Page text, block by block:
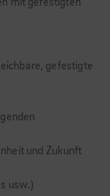
mit gefestigten
gefestigte
und Zukunft
usw.)